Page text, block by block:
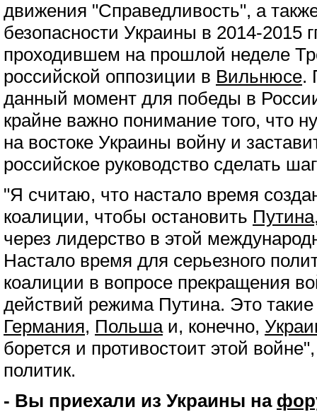
движения "Справедливость", а
безопасности Украины в 2014-2015
проходившем на прошлой неделе
российской оппозиции в Вильнюсе.
данный момент для победы в
крайне важно понимание того, что
на востоке Украины войну и
российское руководство сделать
"Я считаю, что настало время
коалиции, чтобы остановить Путина
через лидерство в этой
Настало время для серьезного
коалиции в вопросе прекращения
действий режима Путина. Это
Германия, Польшаи, конечно,
борется и противостоит этой
политик.
- Вы приехали из Украины на